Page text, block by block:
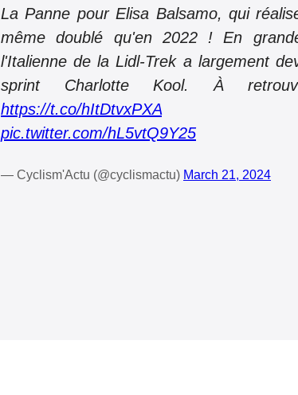
La Panne pour Elisa Balsamo, qui
même doublé qu'en 2022 ! En
l'Italienne de la Lidl-Trek a largement
sprint Charlotte Kool. À
https://t.co/hItDtvxPXA
pic.twitter.com/hL5vtQ9Y25
— Cyclism'Actu (@cyclismactu) March 21, 2024